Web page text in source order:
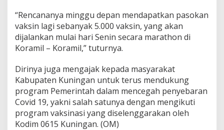
“Rencananya minggu depan mendapatkan pasokan
vaksin lagi sebanyak 5.000 vaksin, yang akan
dijalankan mulai hari Senin secara marathon di
Koramil – Koramil,” tuturnya.
Dirinya juga mengajak kepada masyarakat
Kabupaten Kuningan untuk terus mendukung
program Pemerintah dalam mencegah penyebaran
Covid 19, yakni salah satunya dengan mengikuti
program vaksinasi yang diselenggarakan oleh
Kodim 0615 Kuningan. (OM)